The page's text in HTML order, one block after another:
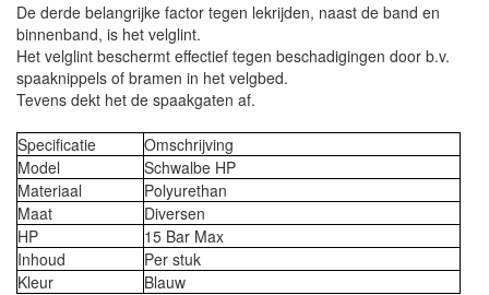
De derde belangrijke factor tegen lekrijden, naast de band en
binnenband, is het velglint.
Het velglint beschermt effectief tegen beschadigingen door b.v.
spaaknippels of bramen in het velgbed.
Tevens dekt het de spaakgaten af.
Specificatie
Omschrijving
Model
Schwalbe HP
Materiaal
Polyurethan
Maat
Diversen
HP
15 Bar Max
Inhoud
Per stuk
Kleur
Blauw